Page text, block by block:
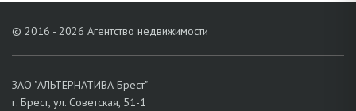
© 2016 - 2026 Агентство недвижимости
ЗАО "АЛЬТЕРНАТИВА Брест"
г. Брест, ул. Советская, 51-1